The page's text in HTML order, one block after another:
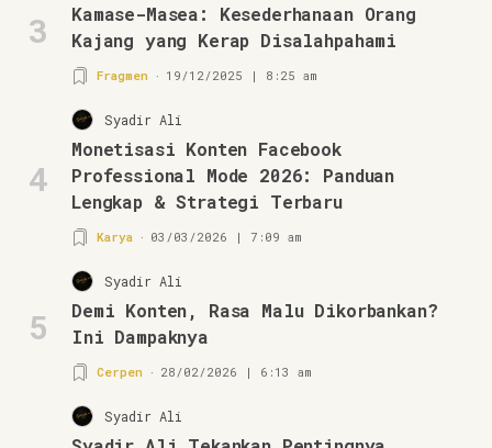
3
Kamase-Masea: Kesederhanaan Orang
Kajang yang Kerap Disalahpahami
Fragmen 19/12/2025 | 8:25 am
4
Syadir Ali
Monetisasi Konten Facebook
Professional Mode 2026: Panduan
Lengkap & Strategi Terbaru
Karya 03/03/2026 | 7:09 am
5
Syadir Ali
Demi Konten, Rasa Malu Dikorbankan?
Ini Dampaknya
Cerpen 28/02/2026 | 6:13 am
Syadir Ali